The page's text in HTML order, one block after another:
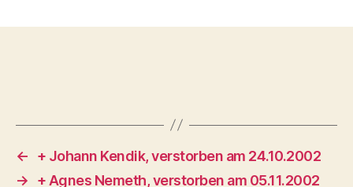
←
+ Johann Kendik, verstorben am 24.10.2002
→
+ Agnes Nemeth, verstorben am 05.11.2002